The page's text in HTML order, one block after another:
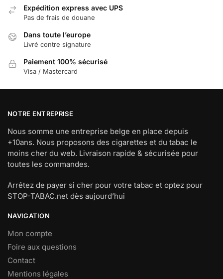
Expédition express avec UPS
Pas de frais de douane
Dans toute l’europe
Livré contre signature
Paiement 100% sécurisé
Visa / Mastercard
NOTRE ENTREPRISE
Nous somme une entreprise belge en place depuis
+10ans. Nous proposons des cigarettes et du tabac le
moins cher du web. Livraison rapide & sécurisée pour
toutes les commandes.
Arrêtez de payer si cher pour votre tabac et optez pour
STOP-TABAC.net dès aujourd’hui
NAVIGATION
Mon compte
Foire aux questions
Contact
Mentions légales